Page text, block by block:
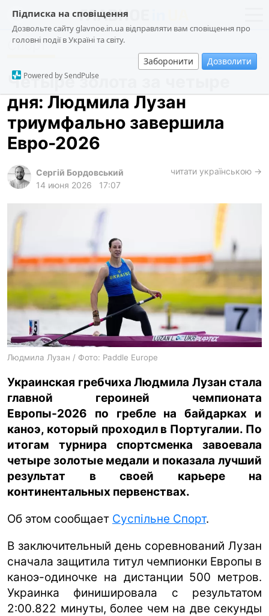
Підписка на сповіщення
Дозвольте сайту glavnoe.in.ua відправляти вам сповіщення про
головні події в Україні та світу.
Заборонити Дозволити
Powered by SendPulse
новости
о проекте
общество
происшествия
криминал
gambling
ua ru en
Спорт
Четыре золота за четыре
дня: Людмила Лузан
триумфально завершила
Евро-2026
Сергій Бордовський
14 июня 2026
17:07
читати українською →
Людмила Лузан / Фото: Paddle Europe
Украинская гребчиха Людмила Лузан стала
главной героиней чемпионата
Европы-2026 по гребле на байдарках и
каноэ, который проходил в Португалии. По
итогам турнира спортсменка завоевала
четыре золотые медали и показала лучший
результат в своей карьере на
континентальных первенствах.
Об этом сообщает Суспільне Спорт.
В заключительный день соревнований Лузан
сначала защитила титул чемпионки Европы в
каноэ-одиночке на дистанции 500 метров.
Украинка финишировала с результатом
2:00.822 минуты, более чем на две секунды